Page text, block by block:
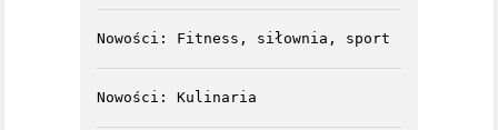
Nowości: Fitness, siłownia, sport
Nowości: Kulinaria